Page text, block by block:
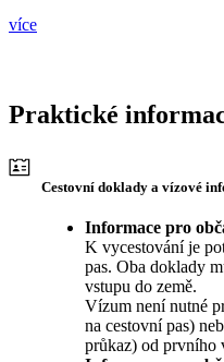
více
Praktické
Cestovní doklady a vízové
Informace pro
K vycestování je
pas. Oba doklady
vstupu do země.
Vízum není nutné
na cestovní pas)
průkaz) od prvního